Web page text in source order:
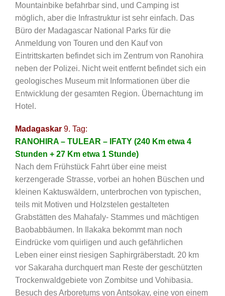
Mountainbike befahrbar sind, und Camping ist
möglich, aber die Infrastruktur ist sehr einfach. Das
Büro der Madagascar National Parks für die
Anmeldung von Touren und den Kauf von
Eintrittskarten befindet sich im Zentrum von Ranohira
neben der Polizei. Nicht weit entfernt befindet sich ein
geologisches Museum mit Informationen über die
Entwicklung der gesamten Region. Übernachtung im
Hotel.
Madagaskar 9. Tag:
RANOHIRA – TULEAR – IFATY (240 Km etwa 4
Stunden + 27 Km etwa 1 Stunde)
Nach dem Frühstück Fahrt über eine meist
kerzengerade Strasse, vorbei an hohen Büschen und
kleinen Kaktuswäldern, unterbrochen von typischen,
teils mit Motiven und Holzstelen gestalteten
Grabstätten des Mahafaly- Stammes und mächtigen
Baobabbäumen. In Ilakaka bekommt man noch
Eindrücke vom quirligen und auch gefährlichen
Leben einer einst riesigen Saphirgräberstadt. 20 km
vor Sakaraha durchquert man Reste der geschützten
Trockenwaldgebiete von Zombitse und Vohibasia.
Besuch des Arboretums von Antsokay, eine von einem